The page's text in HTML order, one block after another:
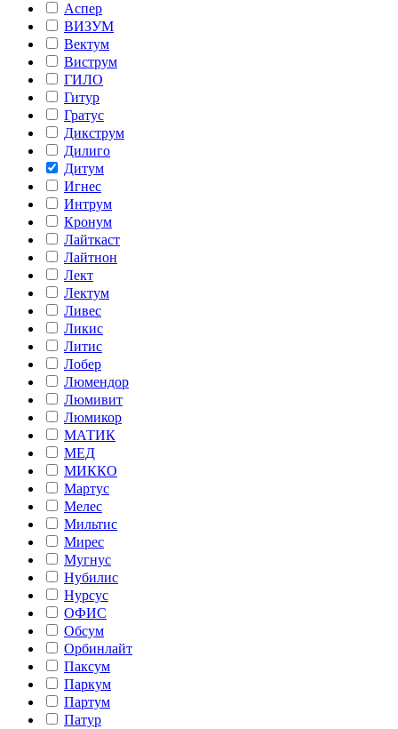
Аспер
ВИЗУМ
Вектум
Виструм
ГИЛО
Гитур
Гратус
Дикструм
Дилиго
Дитум
Игнес
Интрум
Кронум
Лайткаст
Лайтнон
Лект
Лектум
Ливес
Ликис
Литис
Лобер
Люмендор
Люмивит
Люмикор
МАТИК
МЕД
МИККО
Мартус
Мелес
Мильтис
Мирес
Мугнус
Нубилис
Нурсус
ОФИС
Обсум
Орбинлайт
Паксум
Паркум
Партум
Патур